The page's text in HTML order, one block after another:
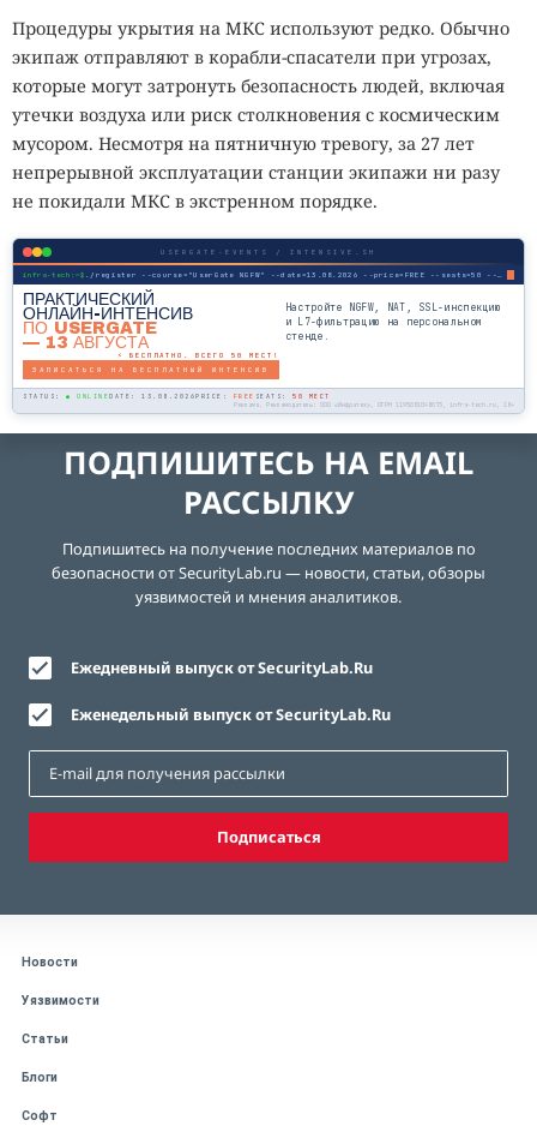
Процедуры укрытия на МКС используют редко. Обычно
экипаж отправляют в корабли-спасатели при угрозах,
которые могут затронуть безопасность людей, включая
утечки воздуха или риск столкновения с космическим
мусором. Несмотря на пятничную тревогу, за 27 лет
непрерывной эксплуатации станции экипажи ни разу
не покидали МКС в экстренном порядке.
USERGATE-EVENTS / INTENSIVE.SH
infra-tech:~$ ./register --course="UserGate NGFW" --date=13.08.2026 --price=FREE --seats=50 --mode=online
ПРАКТИЧЕСКИЙ
ОНЛАЙН-ИНТЕНСИВ
ПО USERGATE
— 13 АВГУСТА
Настройте NGFW, NAT, SSL-инспекцию
и L7-фильтрацию на персональном
стенде.
⚡ БЕСПЛАТНО. ВСЕГО 50 МЕСТ!
ЗАПИСАТЬСЯ НА БЕСПЛАТНЫЙ ИНТЕНСИВ
STATUS: ● ONLINEDATE: 13.08.2026PRICE: FREE SEATS: 50 МЕСТ
Реклама. Рекламодатель: ООО «Инфратех», ОГРН 1195081048073, infra-tech.ru, 18+
ПОДПИШИТЕСЬ НА EMAIL
РАССЫЛКУ
Подпишитесь на получение последних материалов по
безопасности от SecurityLab.ru — новости, статьи, обзоры
уязвимостей и мнения аналитиков.
Ежедневный выпуск от SecurityLab.Ru
Еженедельный выпуск от SecurityLab.Ru
Подписаться
Новости
Уязвимости
Статьи
Блоги
Софт